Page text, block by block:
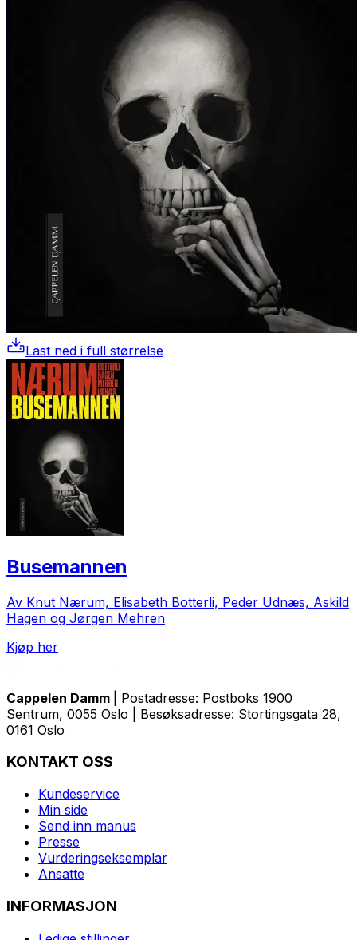
Last ned i full størrelse
Busemannen
Av Knut Nærum, Elisabeth Botterli, Peder Udnæs, Askild
Hagen og Jørgen Mehren
Kjøp her
Cappelen Damm
| Postadresse: Postboks 1900
Sentrum, 0055 Oslo | Besøksadresse: Stortingsgata 28,
0161 Oslo
KONTAKT OSS
Kundeservice
Min side
Send inn manus
Presse
Vurderingseksemplar
Ansatte
INFORMASJON